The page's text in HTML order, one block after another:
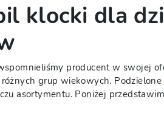
klocki dla
producent w swojej
grup wiekowych.
asortymentu. Poniżej